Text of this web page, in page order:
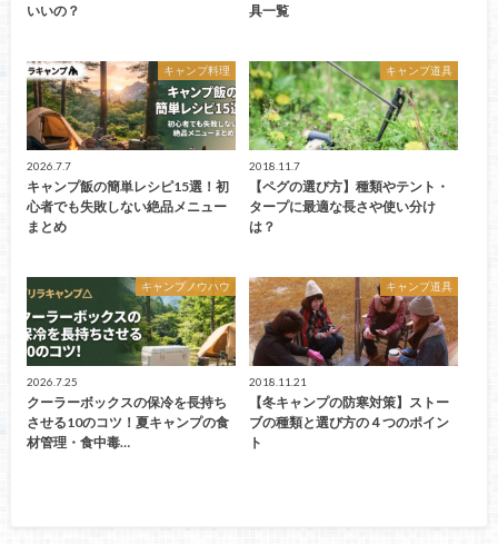
いいの？
具一覧
キャンプ料理
2026.7.7
キャンプ飯の簡単レシピ15選！初
心者でも失敗しない絶品メニュー
まとめ
キャンプ道具
2018.11.7
【ペグの選び方】種類やテント・
タープに最適な長さや使い分け
は？
キャンプノウハウ
2026.7.25
クーラーボックスの保冷を長持ち
させる10のコツ！夏キャンプの食
材管理・食中毒…
キャンプ道具
2018.11.21
【冬キャンプの防寒対策】ストー
ブの種類と選び方の４つのポイン
ト